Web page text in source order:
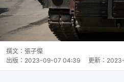
撰文： 張子傑
出版： 2023-09-07 04:39 更新：